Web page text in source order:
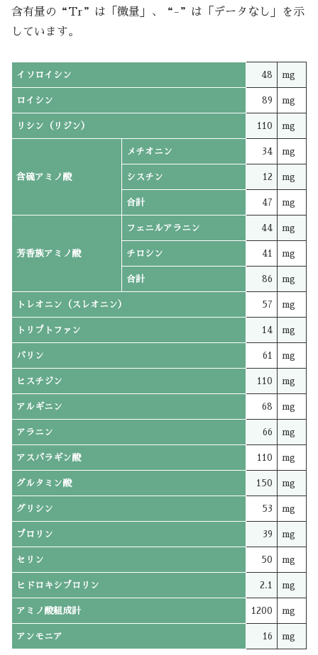
含有量の“Tr”は「微量」、“-”は「データなし」を示
しています。
イソロイシン 48 mg
ロイシン 89 mg
リシン（リジン） 110 mg
含硫アミノ酸
メチオニン 34 mg
シスチン 12 mg
合計 47 mg
芳香族アミノ酸
フェニルアラニン 44 mg
チロシン 41 mg
合計 86 mg
トレオニン（スレオニン） 57 mg
トリプトファン 14 mg
バリン 61 mg
ヒスチジン 110 mg
アルギニン 68 mg
アラニン 66 mg
アスパラギン酸 110 mg
グルタミン酸 150 mg
グリシン 53 mg
プロリン 39 mg
セリン 50 mg
ヒドロキシプロリン 2.1 mg
アミノ酸組成計 1200 mg
アンモニア 16 mg